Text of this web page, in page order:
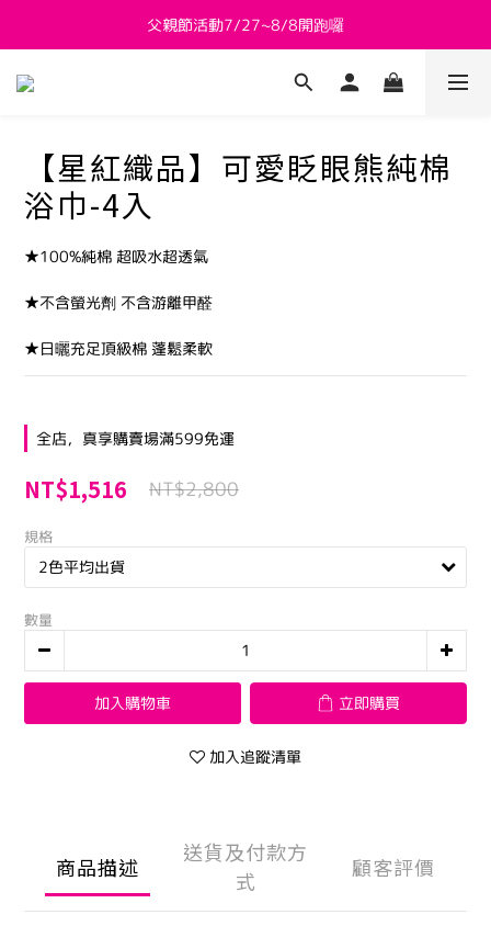
新會員送 $800購物金
父親節活動7/27~8/8開跑囉
【星紅織品】可愛眨眼熊純棉
浴巾-4入
★100%純棉 超吸水超透氣
★不含螢光劑 不含游離甲醛
★日曬充足頂級棉 蓬鬆柔軟
全店，真享購賣場滿599免運
NT$1,516 NT$2,800
規格
數量
加入購物車 立即購買
加入追蹤清單
商品描述
送貨及付款方
式
顧客評價